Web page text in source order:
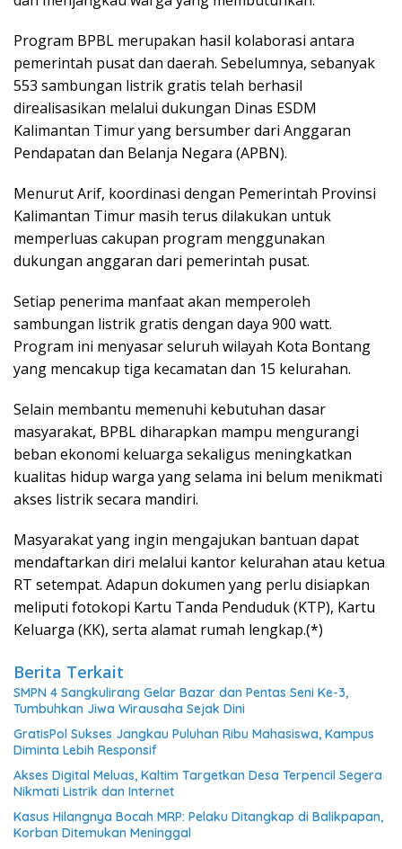
Program BPBL merupakan hasil kolaborasi antara
pemerintah pusat dan daerah. Sebelumnya, sebanyak
553 sambungan listrik gratis telah berhasil
direalisasikan melalui dukungan Dinas ESDM
Kalimantan Timur yang bersumber dari Anggaran
Pendapatan dan Belanja Negara (APBN).
Menurut Arif, koordinasi dengan Pemerintah Provinsi
Kalimantan Timur masih terus dilakukan untuk
memperluas cakupan program menggunakan
dukungan anggaran dari pemerintah pusat.
Setiap penerima manfaat akan memperoleh
sambungan listrik gratis dengan daya 900 watt.
Program ini menyasar seluruh wilayah Kota Bontang
yang mencakup tiga kecamatan dan 15 kelurahan.
Selain membantu memenuhi kebutuhan dasar
masyarakat, BPBL diharapkan mampu mengurangi
beban ekonomi keluarga sekaligus meningkatkan
kualitas hidup warga yang selama ini belum menikmati
akses listrik secara mandiri.
Masyarakat yang ingin mengajukan bantuan dapat
mendaftarkan diri melalui kantor kelurahan atau ketua
RT setempat. Adapun dokumen yang perlu disiapkan
meliputi fotokopi Kartu Tanda Penduduk (KTP), Kartu
Keluarga (KK), serta alamat rumah lengkap.(*)
Berita Terkait
SMPN 4 Sangkulirang Gelar Bazar dan Pentas Seni Ke-3,
Tumbuhkan Jiwa Wirausaha Sejak Dini
GratisPol Sukses Jangkau Puluhan Ribu Mahasiswa, Kampus
Diminta Lebih Responsif
Akses Digital Meluas, Kaltim Targetkan Desa Terpencil Segera
Nikmati Listrik dan Internet
Kasus Hilangnya Bocah MRP: Pelaku Ditangkap di Balikpapan,
Korban Ditemukan Meninggal